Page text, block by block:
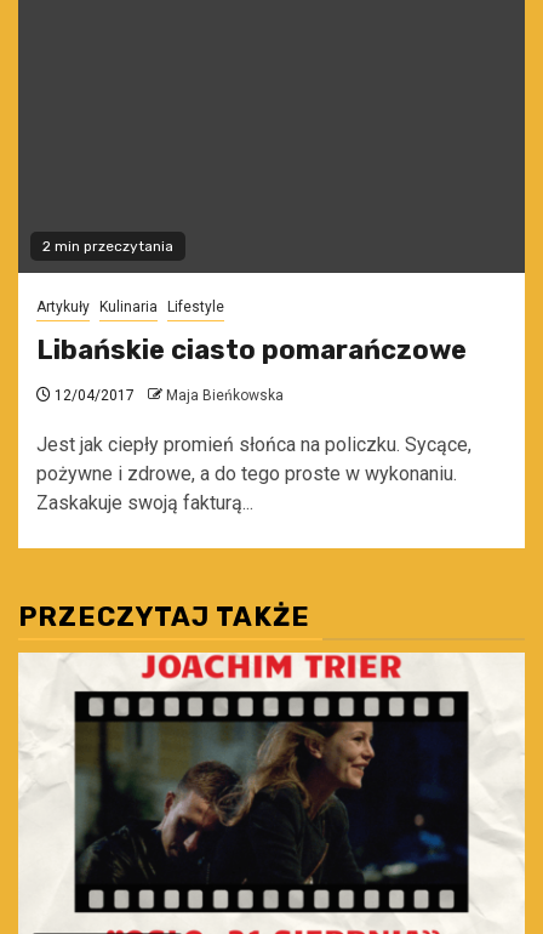
2 min przeczytania
Artykuły Kulinaria Lifestyle
Libańskie ciasto pomarańczowe
12/04/2017 Maja Bieńkowska
Jest jak ciepły promień słońca na policzku. Sycące,
pożywne i zdrowe, a do tego proste w wykonaniu.
Zaskakuje swoją fakturą...
PRZECZYTAJ TAKŻE